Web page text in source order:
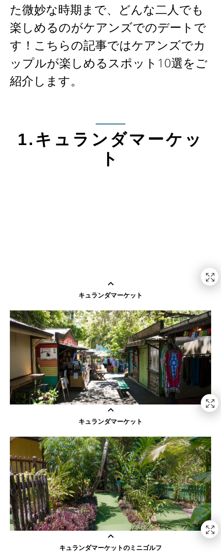
た微妙な時期まで、どんな二人でも
楽しめるのがケアンズでのデートで
す！こちらの記事ではケアンズでカ
ップルが楽しめるスポット10選をご
紹介します。
1.キュランダマーケッ
ト
キュランダマーケット
キュランダマーケット
キュランダマーケットのミニゴルフ